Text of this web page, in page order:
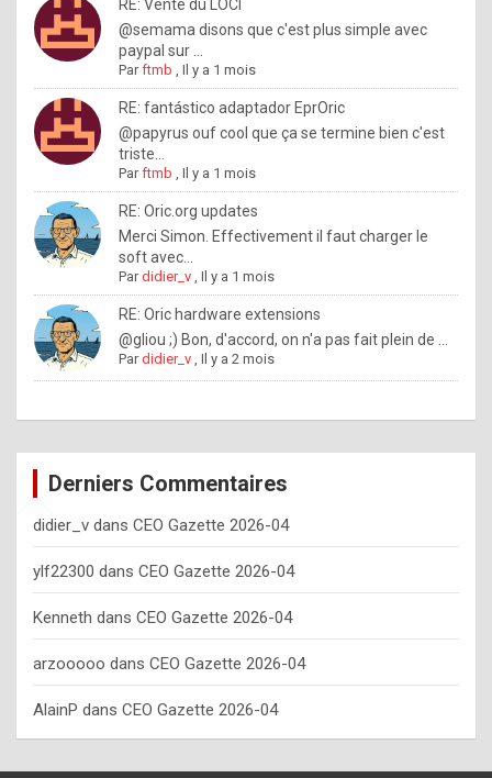
n
t
o
n
o
w
h
o
w
o
e
y
o
u
s
h
o
RE: Vente du LOCI
@semama disons que c'est plus simple avec
paypal sur ...
Parftmb ,Il y a 1 mois
RE: fantástico adaptador EprOric
@papyrus ouf cool que ça se termine bien c'est
triste...
Parftmb ,Il y a 1 mois
RE: Oric.org updates
Merci Simon. Effectivement il faut charger le
soft avec...
Pardidier_v ,Il y a 1 mois
RE: Oric hardware extensions
@gliou ;) Bon, d'accord, on n'a pas fait plein de ...
Pardidier_v ,Il y a 2 mois
Derniers Commentaires
didier_v dans CEO Gazette 2026-04
ylf22300 dans CEO Gazette 2026-04
Kenneth dans CEO Gazette 2026-04
arzooooo dans CEO Gazette 2026-04
AlainP dans CEO Gazette 2026-04